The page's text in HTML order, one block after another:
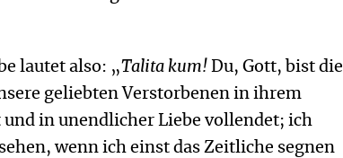
lautet also: „Talita kum! Du, Gott, bist die
geliebten Verstorbenen in ihrem
in unendlicher Liebe vollendet; ich
wenn ich einst das Zeitliche segnen